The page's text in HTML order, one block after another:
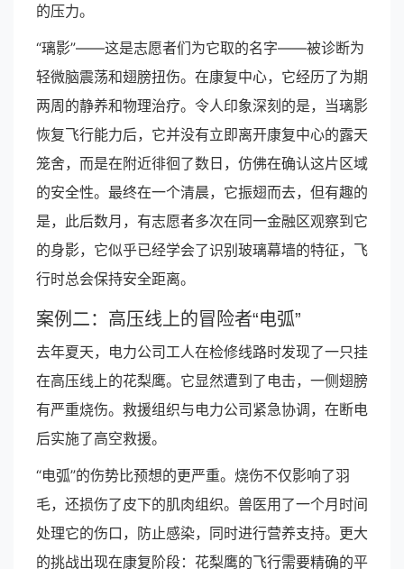
的压力。
“璃影”——这是志愿者们为它取的名字——被诊断为
轻微脑震荡和翅膀扭伤。在康复中心，它经历了为期
两周的静养和物理治疗。令人印象深刻的是，当璃影
恢复飞行能力后，它并没有立即离开康复中心的露天
笼舍，而是在附近徘徊了数日，仿佛在确认这片区域
的安全性。最终在一个清晨，它振翅而去，但有趣的
是，此后数月，有志愿者多次在同一金融区观察到它
的身影，它似乎已经学会了识别玻璃幕墙的特征，飞
行时总会保持安全距离。
案例二：高压线上的冒险者“电弧”
去年夏天，电力公司工人在检修线路时发现了一只挂
在高压线上的花梨鹰。它显然遭到了电击，一侧翅膀
有严重烧伤。救援组织与电力公司紧急协调，在断电
后实施了高空救援。
“电弧”的伤势比预想的更严重。烧伤不仅影响了羽
毛，还损伤了皮下的肌肉组织。兽医用了一个月时间
处理它的伤口，防止感染，同时进行营养支持。更大
的挑战出现在康复阶段：花梨鹰的飞行需要精确的平